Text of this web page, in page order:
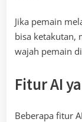
Jika pemain
bisa ketakutan,
wajah pemain
Fitur AI
Beberapa fitur